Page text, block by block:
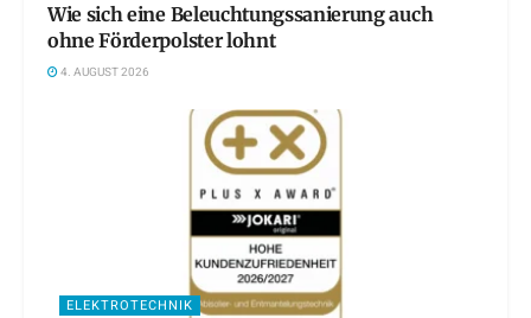
Wie sich eine Beleuchtungssanierung auch
ohne Förderpolster lohnt
4. AUGUST 2026
ELEKTROTECHNIK